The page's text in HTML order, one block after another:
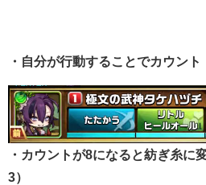
・自分が行動することでカウント
・カウントが8になると紡ぎ糸に
3）